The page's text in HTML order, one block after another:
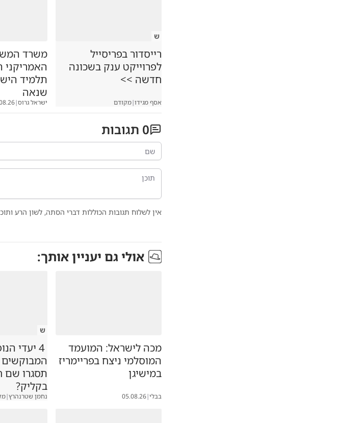
ש
רייסדור בפריסייל
לפרוייקט ענק בשכונה
חדשה >>
אסף מגידו|מקודם
משרד
האמריקני
תלמיד
שנאה
ישראל גרוס|
0 תגובות
אין לשלוח תגובות הכוללות דברי הסתה, לשון הרע
אולי גם יעניין אותך:
מכה לישראל: המועמד
המוסלמי ניצח בפריימריז
במישיגן
בבלי|
05.08.26
ש
4 יעדי
המבוקשים
תסגרו שם
בקליק?
נחמן שטרנהרץ|